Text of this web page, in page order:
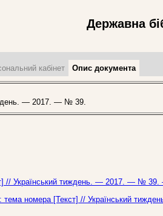
Державна
кабінет Опис документа
— 2017. — № 39.
// Український тиждень. — 2017. — №
тема номера [Текст] // Український